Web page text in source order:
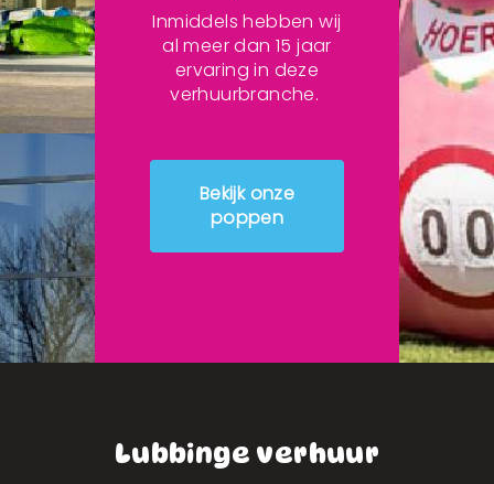
Inmiddels hebben wij
al meer dan 15 jaar
ervaring in deze
verhuurbranche.
Bekijk onze
poppen
Lubbinge verhuur